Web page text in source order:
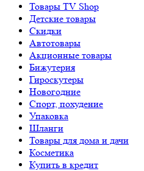
Товары TV Shop
Детские товары
Cкидки
Автотовары
Акционные товары
Бижутерия
Гироскутеры
Новогодние
Спорт, похудение
Упаковка
Шланги
Товары для дома и дачи
Косметика
Купить в кредит